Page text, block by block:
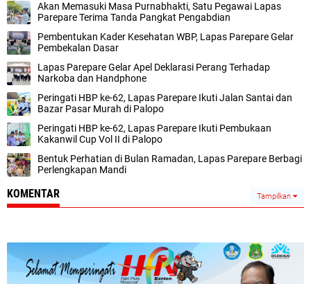
Akan Memasuki Masa Purnabhakti, Satu Pegawai Lapas
Parepare Terima Tanda Pangkat Pengabdian
Pembentukan Kader Kesehatan WBP, Lapas Parepare Gelar
Pembekalan Dasar
Lapas Parepare Gelar Apel Deklarasi Perang Terhadap
Narkoba dan Handphone
Peringati HBP ke-62, Lapas Parepare Ikuti Jalan Santai dan
Bazar Pasar Murah di Palopo
Peringati HBP ke-62, Lapas Parepare Ikuti Pembukaan
Kakanwil Cup Vol II di Palopo
Bentuk Perhatian di Bulan Ramadan, Lapas Parepare Berbagi
Perlengkapan Mandi
KOMENTAR Tampilkan